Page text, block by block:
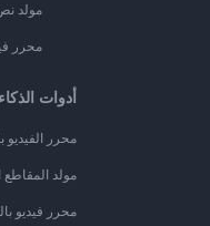
مولد
محرر
أدوات
محرر الفيديو
مولد المقاطع
محرر فيديو